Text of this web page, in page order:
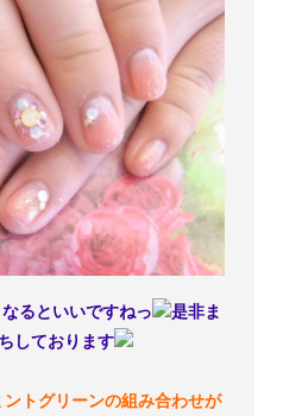
るといいですねっ
是非ま
しております
トグリーンの組み合わせが